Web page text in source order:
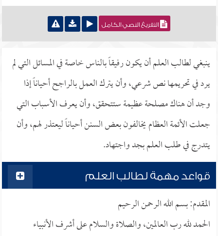
التفريغ النصي الكامل
ينبغي لطالب العلم أن يكون رفيقاً بالناس خاصة في المسائل التي لم
يرد في تحريمها نص شرعي، وأن يترك العمل بالراجح أحياناً إذا
وجد أن هناك مصلحة عظيمة ستتحقق، وأن يعرف الأسباب التي
جعلت الأئمة العظام يخالفون بعض السنن أحياناً ليعتذر لهم، وأن
يتدرج في طلب العلم بجد واجتهاد.
قواعد مهمة لطالب العلم
المقدم: بسم الله الرحمن الرحيم
الحمد لله رب العالمين، والصلاة والسلام على أشرف الأنبياء